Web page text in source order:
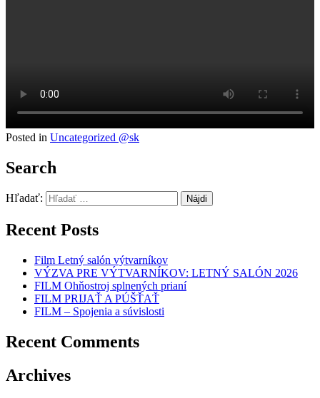
Posted in Uncategorized @sk
Search
Hľadať:
Recent Posts
Film Letný salón výtvarníkov
VÝZVA PRE VÝTVARNÍKOV: LETNÝ SALÓN 2026
FILM Ohňostroj splnených prianí
FILM PRIJAŤ A PÚŠŤAŤ
FILM – Spojenia a súvislosti
Recent Comments
Archives